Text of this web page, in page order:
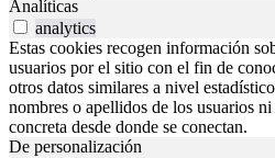
Analíticas
analytics
Estas cookies recogen información
usuarios por el sitio con el fin de
otros datos similares a nivel
nombres o apellidos de los usuarios
concreta desde donde se conectan.
De personalización